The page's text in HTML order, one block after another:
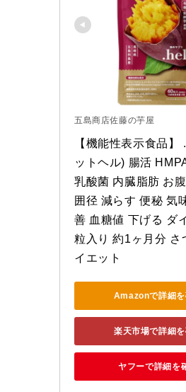
五島商店佐藤の芋屋
【機能性表示食品】
ットヘル) 腸活
乳酸菌 内臓脂肪 お
囲径 減らす 便秘 気
善 血糖値 下げる ダ
粒入り 約1ヶ月分 さ
イエット
Amazonで詳細
楽天市場で詳細
ヤフーで詳細を